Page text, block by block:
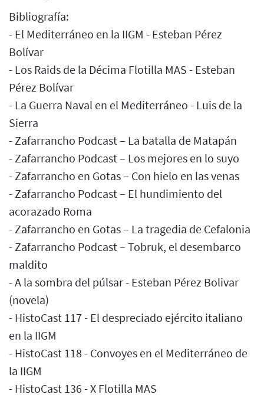
Bibliografía:
- El Mediterráneo en la IIGM - Esteban Pérez
Bolívar
- Los Raids de la Décima Flotilla MAS - Esteban
Pérez Bolívar
- La Guerra Naval en el Mediterráneo - Luis de la
Sierra
- Zafarrancho Podcast – La batalla de Matapán
- Zafarrancho Podcast – Los mejores en lo suyo
- Zafarrancho en Gotas – Con hielo en las venas
- Zafarrancho Podcast – El hundimiento del
acorazado Roma
- Zafarrancho en Gotas – La tragedia de Cefalonia
- Zafarrancho Podcast – Tobruk, el desembarco
maldito
- A la sombra del púlsar - Esteban Pérez Bolivar
(novela)
- HistoCast 117 - El despreciado ejército italiano
en la IIGM
- HistoCast 118 - Convoyes en el Mediterráneo de
la IIGM
- HistoCast 136 - X Flotilla MAS